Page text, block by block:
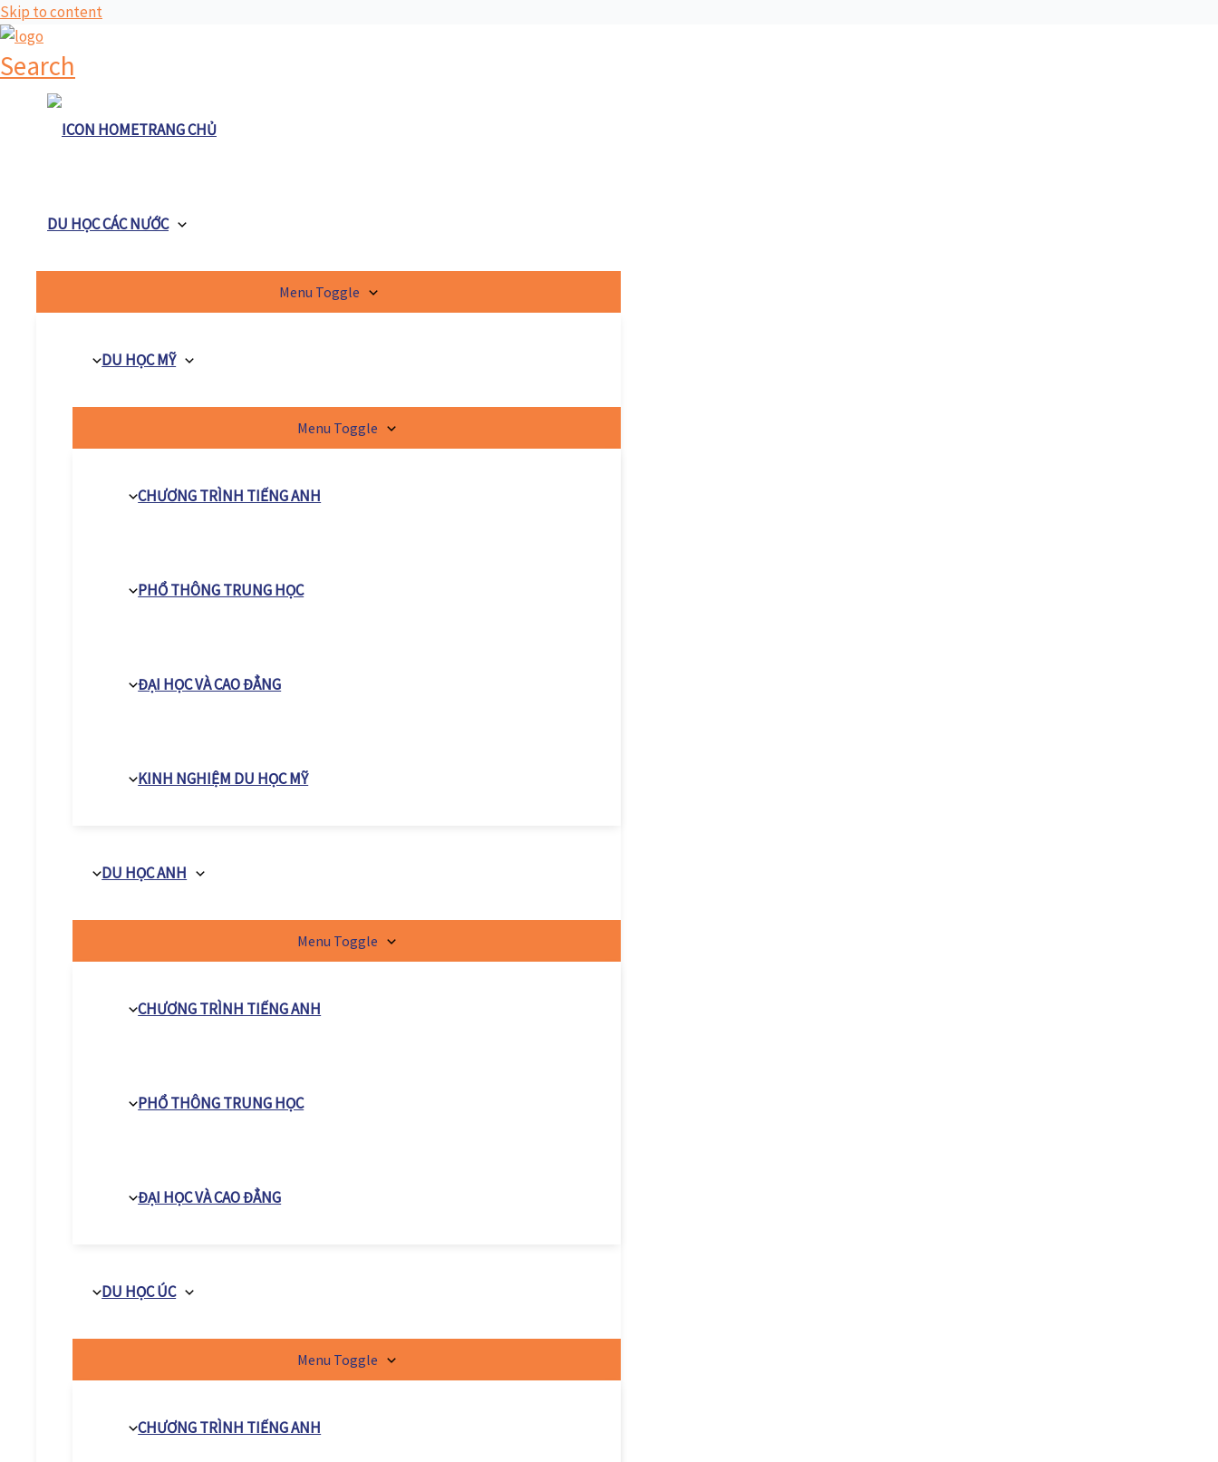
Skip to content
Search
TRANG CHỦ
DU HỌC CÁC NƯỚC
Menu Toggle
DU HỌC MỸ
Menu Toggle
CHƯƠNG TRÌNH TIẾNG ANH
PHỔ THÔNG TRUNG HỌC
ĐẠI HỌC VÀ CAO ĐẲNG
KINH NGHIỆM DU HỌC MỸ
DU HỌC ANH
Menu Toggle
CHƯƠNG TRÌNH TIẾNG ANH
PHỔ THÔNG TRUNG HỌC
ĐẠI HỌC VÀ CAO ĐẲNG
DU HỌC ÚC
Menu Toggle
CHƯƠNG TRÌNH TIẾNG ANH